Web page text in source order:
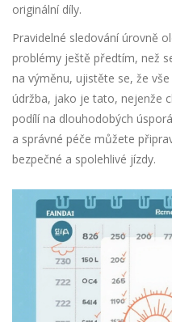
originální díly.
Pravidelné sledování úrovně
problémy ještě předtím, než
na výměnu, ujistěte se, že
údržba, jako je tato, nejenže
podílí na dlouhodobých
a správné péče můžete
bezpečné a spolehlivé jízdy.